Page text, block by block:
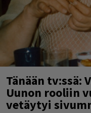
Tänään tv:ssä:
Uunon rooliin
vetäytyi